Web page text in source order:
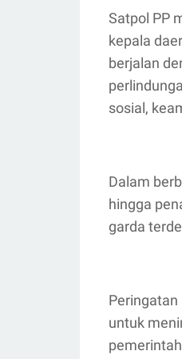
Satpol PP
kepala
berjalan
sosial,
Dalam
hingga
garda
Peringatan
untuk